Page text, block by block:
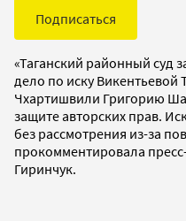
Подписаться
«Таганский районный суд
дело по иску
Чхартишвили Григорию
защите авторских прав.
без рассмотрения из-за
прокомментировала
Гиринчук.